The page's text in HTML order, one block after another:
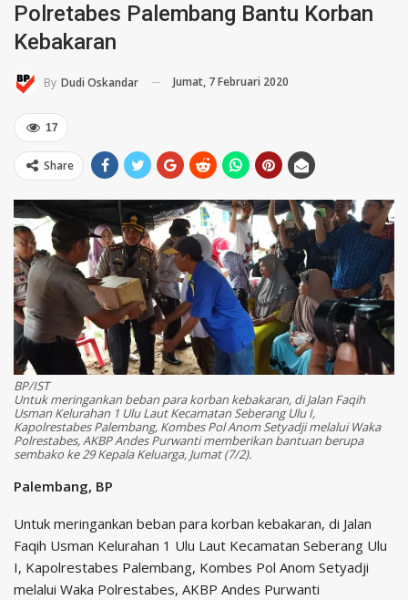
Polretabes Palembang Bantu Korban
Kebakaran
By Dudi Oskandar Jumat, 7 Februari 2020
17
Share
BP/IST
Untuk meringankan beban para korban kebakaran, di Jalan Faqih
Usman Kelurahan 1 Ulu Laut Kecamatan Seberang Ulu I,
Kapolrestabes Palembang, Kombes Pol Anom Setyadji melalui Waka
Polrestabes, AKBP Andes Purwanti memberikan bantuan berupa
sembako ke 29 Kepala Keluarga, Jumat (7/2).
Palembang, BP
Untuk meringankan beban para korban kebakaran, di Jalan
Faqih Usman Kelurahan 1 Ulu Laut Kecamatan Seberang Ulu
I, Kapolrestabes Palembang, Kombes Pol Anom Setyadji
melalui Waka Polrestabes, AKBP Andes Purwanti